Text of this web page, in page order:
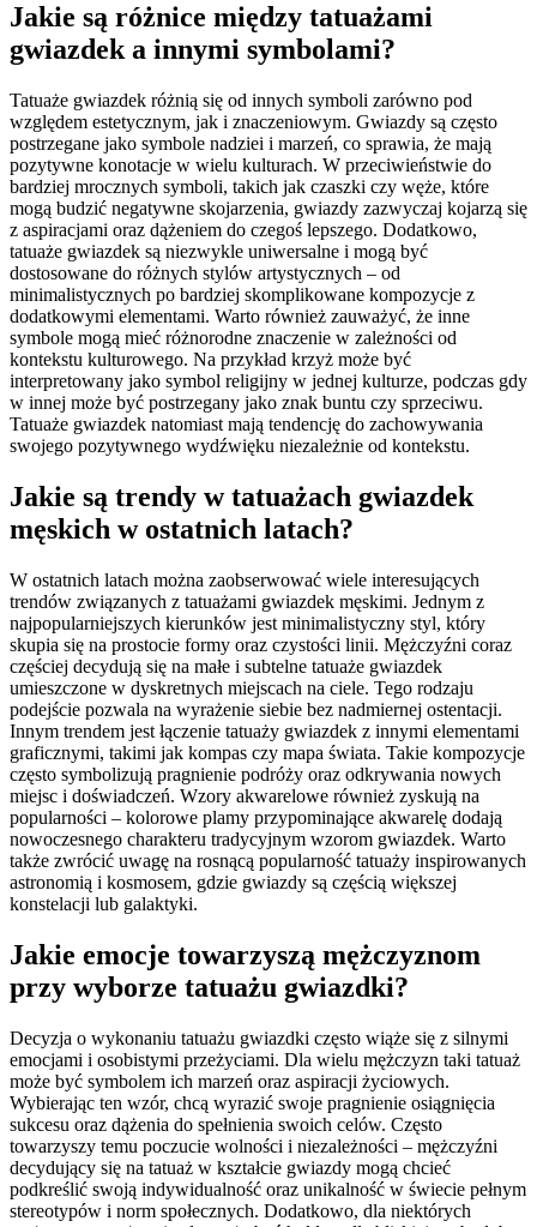
Jakie są różnice między tatuażami
gwiazdek a innymi symbolami?
Tatuaże gwiazdek różnią się od innych symboli zarówno pod
względem estetycznym, jak i znaczeniowym. Gwiazdy są często
postrzegane jako symbole nadziei i marzeń, co sprawia, że mają
pozytywne konotacje w wielu kulturach. W przeciwieństwie do
bardziej mrocznych symboli, takich jak czaszki czy węże, które
mogą budzić negatywne skojarzenia, gwiazdy zazwyczaj kojarzą się
z aspiracjami oraz dążeniem do czegoś lepszego. Dodatkowo,
tatuaże gwiazdek są niezwykle uniwersalne i mogą być
dostosowane do różnych stylów artystycznych – od
minimalistycznych po bardziej skomplikowane kompozycje z
dodatkowymi elementami. Warto również zauważyć, że inne
symbole mogą mieć różnorodne znaczenie w zależności od
kontekstu kulturowego. Na przykład krzyż może być
interpretowany jako symbol religijny w jednej kulturze, podczas gdy
w innej może być postrzegany jako znak buntu czy sprzeciwu.
Tatuaże gwiazdek natomiast mają tendencję do zachowywania
swojego pozytywnego wydźwięku niezależnie od kontekstu.
Jakie są trendy w tatuażach gwiazdek
męskich w ostatnich latach?
W ostatnich latach można zaobserwować wiele interesujących
trendów związanych z tatuażami gwiazdek męskimi. Jednym z
najpopularniejszych kierunków jest minimalistyczny styl, który
skupia się na prostocie formy oraz czystości linii. Mężczyźni coraz
częściej decydują się na małe i subtelne tatuaże gwiazdek
umieszczone w dyskretnych miejscach na ciele. Tego rodzaju
podejście pozwala na wyrażenie siebie bez nadmiernej ostentacji.
Innym trendem jest łączenie tatuaży gwiazdek z innymi elementami
graficznymi, takimi jak kompas czy mapa świata. Takie kompozycje
często symbolizują pragnienie podróży oraz odkrywania nowych
miejsc i doświadczeń. Wzory akwarelowe również zyskują na
popularności – kolorowe plamy przypominające akwarelę dodają
nowoczesnego charakteru tradycyjnym wzorom gwiazdek. Warto
także zwrócić uwagę na rosnącą popularność tatuaży inspirowanych
astronomią i kosmosem, gdzie gwiazdy są częścią większej
konstelacji lub galaktyki.
Jakie emocje towarzyszą mężczyznom
przy wyborze tatuażu gwiazdki?
Decyzja o wykonaniu tatuażu gwiazdki często wiąże się z silnymi
emocjami i osobistymi przeżyciami. Dla wielu mężczyzn taki tatuaż
może być symbolem ich marzeń oraz aspiracji życiowych.
Wybierając ten wzór, chcą wyrazić swoje pragnienie osiągnięcia
sukcesu oraz dążenia do spełnienia swoich celów. Często
towarzyszy temu poczucie wolności i niezależności – mężczyźni
decydujący się na tatuaż w kształcie gwiazdy mogą chcieć
podkreślić swoją indywidualność oraz unikalność w świecie pełnym
stereotypów i norm społecznych. Dodatkowo, dla niektórych